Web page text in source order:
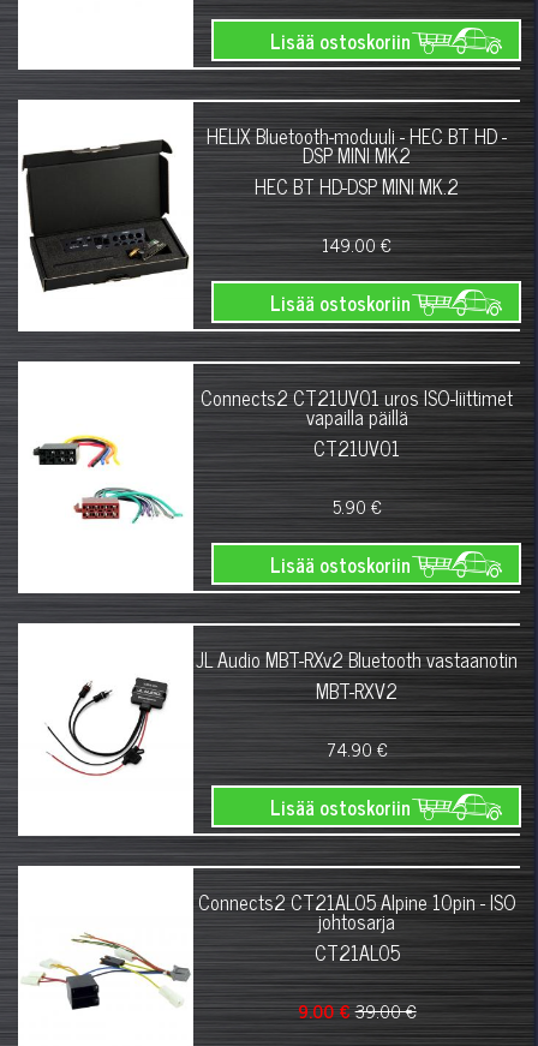
Lisää ostoskoriin
HELIX Bluetooth-moduuli - HEC BT HD -
DSP MINI MK2
HEC BT HD-DSP MINI MK.2
149.00 €
Lisää ostoskoriin
Connects2 CT21UV01 uros ISO-liittimet
vapailla päillä
CT21UV01
5.90 €
Lisää ostoskoriin
JL Audio MBT-RXv2 Bluetooth vastaanotin
MBT-RXV2
74.90 €
Lisää ostoskoriin
Connects2 CT21AL05 Alpine 10pin - ISO
johtosarja
CT21AL05
9.00 €39.00 €